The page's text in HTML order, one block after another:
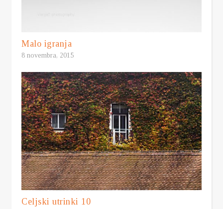
Malo igranja
8 novembra, 2015
Celjski utrinki 10